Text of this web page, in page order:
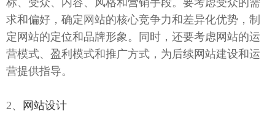
标、受众、内容、风格和营销手段。要考虑受众的需
求和偏好，确定网站的核心竞争力和差异化优势，制
定网站的定位和品牌形象。同时，还要考虑网站的运
营模式、盈利模式和推广方式，为后续网站建设和运
营提供指导。
2、 网站设计